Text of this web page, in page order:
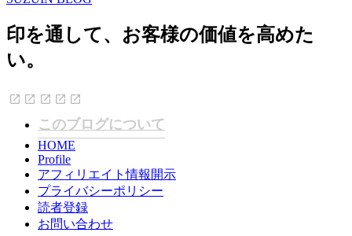
印を通して、お客様の価値を高めた
い。
このブログについて
HOME
Profile
アフィリエイト情報開示
プライバシーポリシー
読者登録
お問い合わせ